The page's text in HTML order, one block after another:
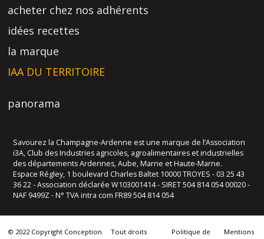
acheter chez nos adhérents
idées recettes
la marque
IAA DU TERRITOIRE
panorama
Savourez la Champagne-Ardenne est une marque de l’Association
i3A, Club des Industries agricoles, agroalimentaires et industrielles
des départements Ardennes, Aube, Marne et Haute-Marne.
Espace Régley, 1 boulevard Charles Baltet 10000 TROYES - 03 25 43
36 22 - Association déclarée W103001414 - SIRET 504 814 054 00020 -
NAF 9499Z - N° TVA intra com FR89 504 814 054
© 2022 Copyright Conception
Tout droits
Politique de
Mentions